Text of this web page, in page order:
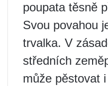
poupata těsně
Svou povahou
trvalka. V
středních
může pěstovat